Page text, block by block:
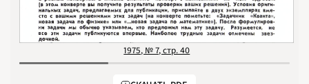
1975, № 7, стр. 40